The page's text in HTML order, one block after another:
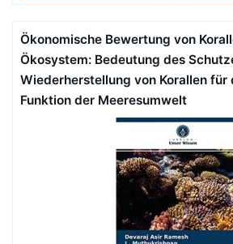
Ökonomische Bewertung von
Ökosystem: Bedeutung des
Wiederherstellung von Korallen für
Funktion der Meeresumwelt